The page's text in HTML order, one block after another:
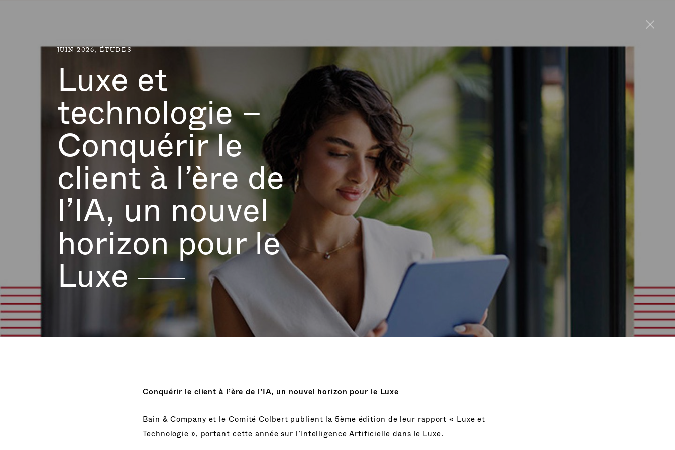
JUIN 2026,ÉTUDES
Luxe et
technologie –
Conquérir le
client à l’ère de
l’IA, un nouvel
horizon pour le
Luxe
Conquérir le client à l’ère de l’IA, un nouvel horizon pour le Luxe
Bain & Company et le Comité Colbert publient la 5ème édition de leur rapport « Luxe et
Technologie », portant cette année sur l’Intelligence Artificielle dans le Luxe.